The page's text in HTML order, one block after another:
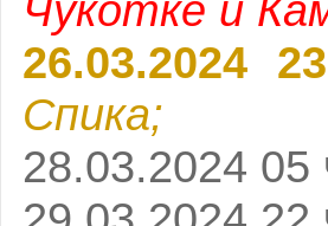
Чукотке и
26.03.2024
Спика;
28.03.2024 05